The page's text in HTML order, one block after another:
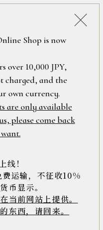
ONLINE SHOPShop is now
over 10,000 JPY,
charged, and the
own currency.
are only available
please come back
！
运输，不征收10%
币显示。
当前网站上提供。
东西，请回来。